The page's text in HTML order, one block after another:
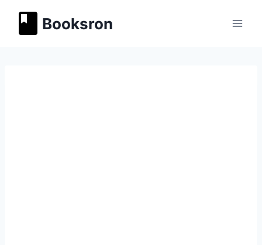
содержимому
Booksron